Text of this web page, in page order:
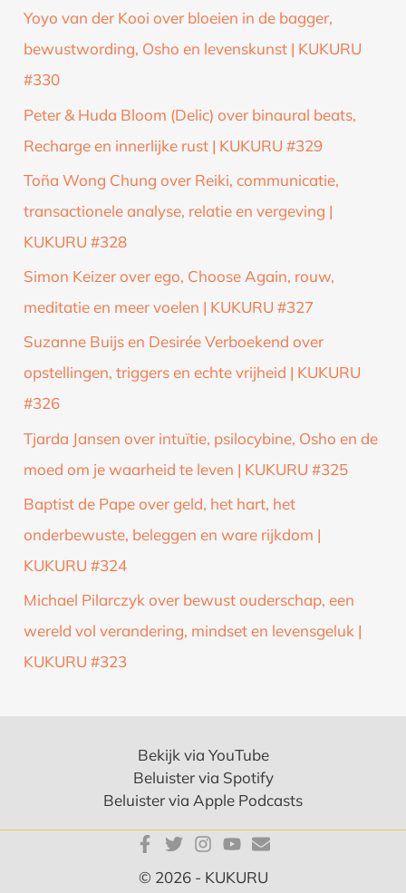
Yoyo van der Kooi over bloeien in de bagger,
bewustwording, Osho en levenskunst | KUKURU
#330
Peter & Huda Bloom (Delic) over binaural beats,
Recharge en innerlijke rust | KUKURU #329
Toña Wong Chung over Reiki, communicatie,
transactionele analyse, relatie en vergeving |
KUKURU #328
Simon Keizer over ego, Choose Again, rouw,
meditatie en meer voelen | KUKURU #327
Suzanne Buijs en Desirée Verboekend over
opstellingen, triggers en echte vrijheid | KUKURU
#326
Tjarda Jansen over intuïtie, psilocybine, Osho en de
moed om je waarheid te leven | KUKURU #325
Baptist de Pape over geld, het hart, het
onderbewuste, beleggen en ware rijkdom |
KUKURU #324
Michael Pilarczyk over bewust ouderschap, een
wereld vol verandering, mindset en levensgeluk |
KUKURU #323
Bekijk via YouTube
Beluister via Spotify
Beluister via Apple Podcasts
© 2026 - KUKURU